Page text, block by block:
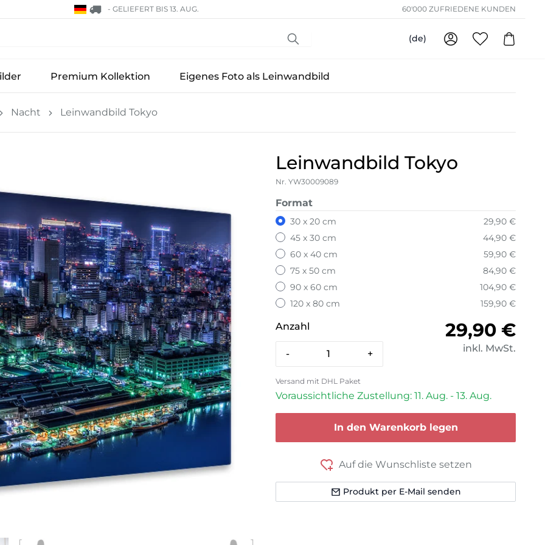
- GELIEFERT BIS 13. AUG. 60'000 ZUFRIEDENE KUNDEN
(de)
Premium Kollektion Eigenes Foto als Leinwandbild
Nacht Leinwandbild Tokyo
Leinwandbild Tokyo
Nr. YW30009089
Format
30 x 20 cm
29,90 €
45 x 30 cm
44,90 €
60 x 40 cm
59,90 €
75 x 50 cm
84,90 €
90 x 60 cm
104,90 €
120 x 80 cm
159,90 €
Anzahl
- +
Normaler
29,90 €
inkl. MwSt.
Versand mit DHL Paket
Voraussichtliche Zustellung: 11. Aug. - 13. Aug.
In den Warenkorb legen
Auf die Wunschliste setzen
Produkt per E-Mail senden